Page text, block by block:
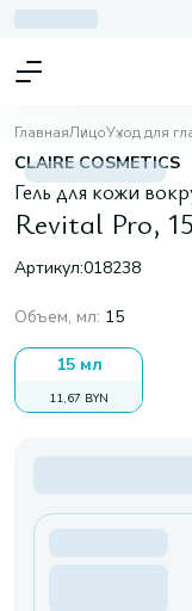
ГлавнаяЛицоУход для
CLAIRE COSMETICS
Гель для кожи
Revital Pro,
Артикул:018238
Объем, мл: 15
15 мл
11,67 BYN